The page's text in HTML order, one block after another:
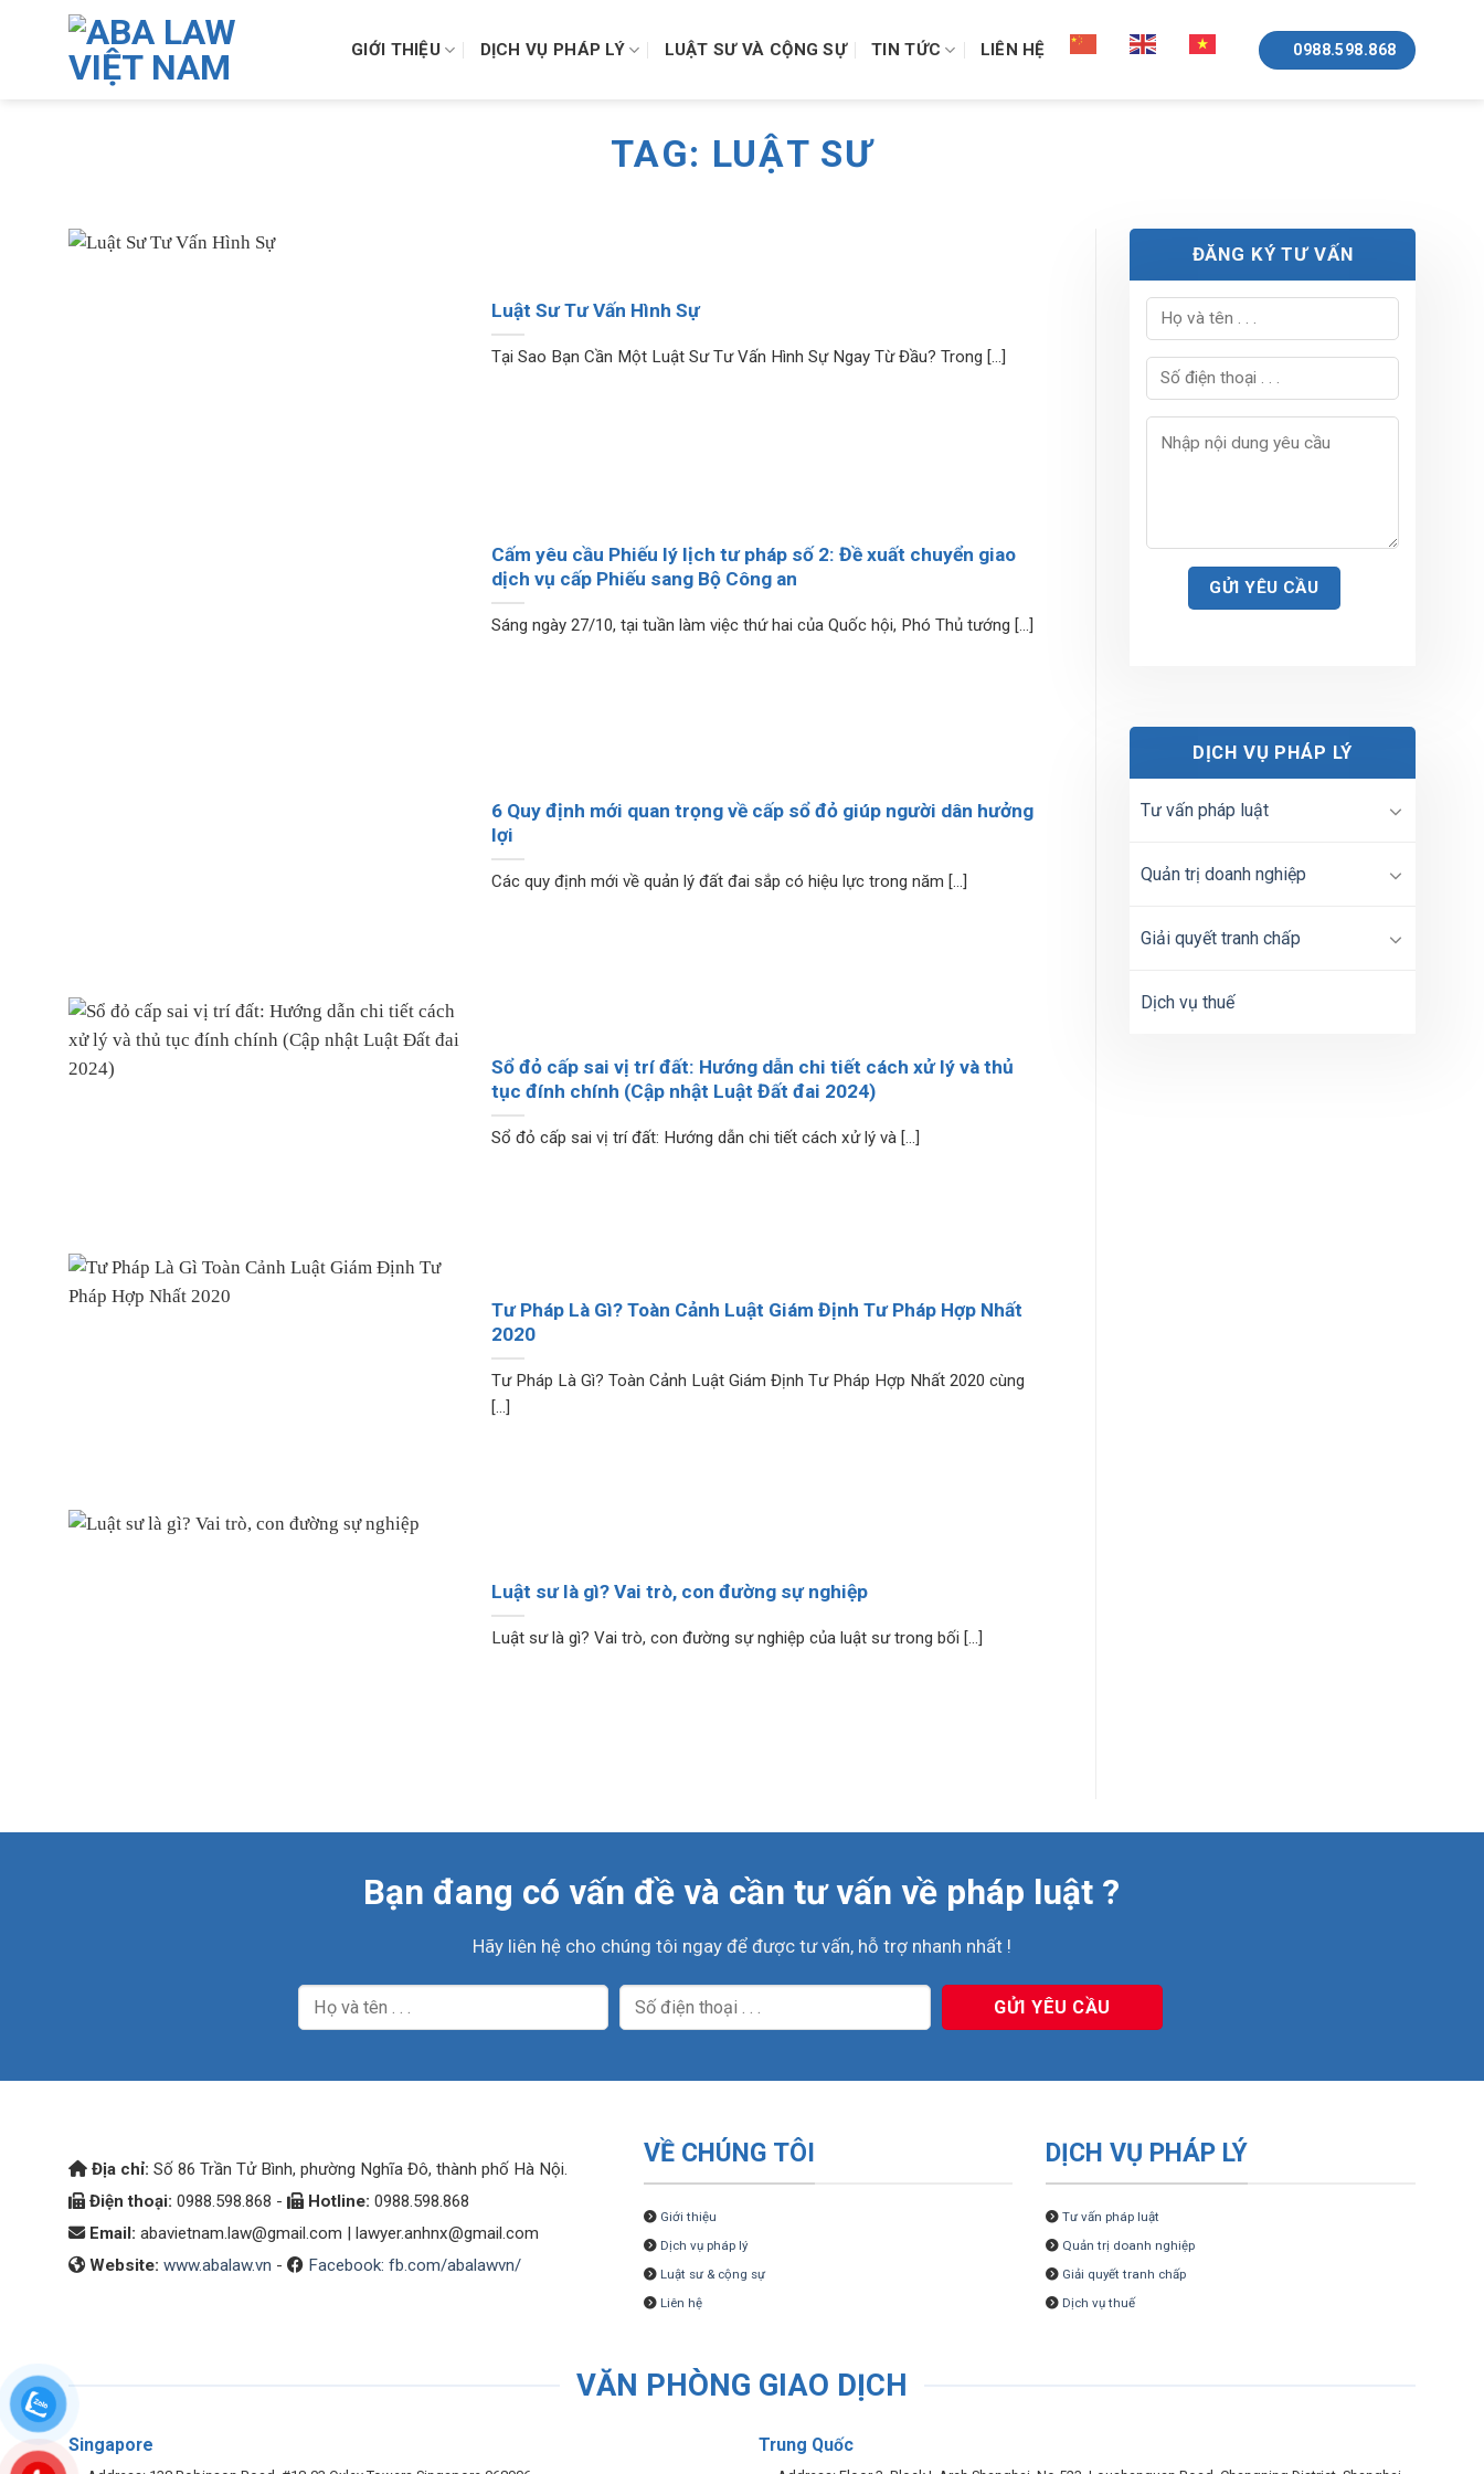
GIỚI THIỆU DỊCH VỤ PHÁP LÝ LUẬT SƯ VÀ CỘNG SỰ TIN TỨC LIÊN HỆ 0988.598.868
TAG: LUẬT SƯ
Luật Sư Tư Vấn Hình Sự
Tại Sao Bạn Cần Một Luật Sư Tư Vấn Hình Sự Ngay Từ Đầu? Trong [...]
Cấm yêu cầu Phiếu lý lịch tư pháp số 2: Đề xuất chuyển giao
dịch vụ cấp Phiếu sang Bộ Công an
Sáng ngày 27/10, tại tuần làm việc thứ hai của Quốc hội, Phó Thủ tướng [...]
6 Quy định mới quan trọng về cấp sổ đỏ giúp người dân hưởng
lợi
Các quy định mới về quản lý đất đai sắp có hiệu lực trong năm [...]
Sổ đỏ cấp sai vị trí đất: Hướng dẫn chi tiết cách xử lý và thủ
tục đính chính (Cập nhật Luật Đất đai 2024)
Sổ đỏ cấp sai vị trí đất: Hướng dẫn chi tiết cách xử lý và [...]
Tư Pháp Là Gì? Toàn Cảnh Luật Giám Định Tư Pháp Hợp Nhất
2020
Tư Pháp Là Gì? Toàn Cảnh Luật Giám Định Tư Pháp Hợp Nhất 2020 cùng
[...]
Luật sư là gì? Vai trò, con đường sự nghiệp
Luật sư là gì? Vai trò, con đường sự nghiệp của luật sư trong bối [...]
ĐĂNG KÝ TƯ VẤN
DỊCH VỤ PHÁP LÝ
Tư vấn pháp luật
Quản trị doanh nghiệp
Giải quyết tranh chấp
Dịch vụ thuế
Bạn đang có vấn đề và cần tư vấn về pháp luật ?
Hãy liên hệ cho chúng tôi ngay để được tư vấn, hỗ trợ nhanh nhất !
Địa chỉ: Số 86 Trần Tử Bình, phường Nghĩa Đô, thành phố Hà Nội.
Điện thoại: 0988.598.868 - Hotline: 0988.598.868
Email: abavietnam.law@gmail.com
lawyer.anhnx@gmail.com
Website: www.abalaw.vn - Facebook: fb.com/abalawvn/
VỀ CHÚNG TÔI
Giới thiệu
Dịch vụ pháp lý
Luật sư & cộng sự
Liên hệ
DỊCH VỤ PHÁP LÝ
Tư vấn pháp luật
Quản trị doanh nghiệp
Giải quyết tranh chấp
Dịch vụ thuế
VĂN PHÒNG GIAO DỊCH
Singapore Trung Quốc